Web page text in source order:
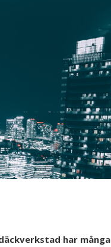
har många